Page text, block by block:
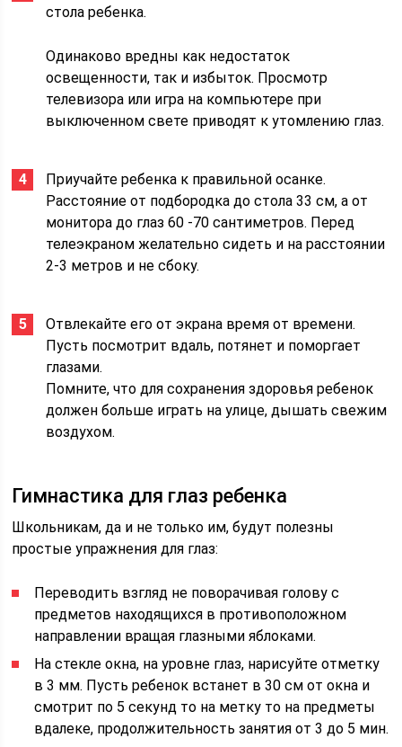
стола ребенка.
Одинаково вредны как недостаток
освещенности, так и избыток. Просмотр
телевизора или игра на компьютере при
выключенном свете приводят к утомлению глаз.
Приучайте ребенка к правильной осанке.
Расстояние от подбородка до стола 33 см, а от
монитора до глаз 60 -70 сантиметров. Перед
телеэкраном желательно сидеть и на расстоянии
2-3 метров и не сбоку.
Отвлекайте его от экрана время от времени.
Пусть посмотрит вдаль, потянет и поморгает
глазами.
Помните, что для сохранения здоровья ребенок
должен больше играть на улице, дышать свежим
воздухом.
Гимнастика для глаз ребенка
Школьникам, да и не только им, будут полезны
простые упражнения для глаз:
Переводить взгляд не поворачивая голову с
предметов находящихся в противоположном
направлении вращая глазными яблоками.
На стекле окна, на уровне глаз, нарисуйте отметку
в 3 мм. Пусть ребенок встанет в 30 см от окна и
смотрит по 5 секунд то на метку то на предметы
вдалеке, продолжительность занятия от 3 до 5 мин.